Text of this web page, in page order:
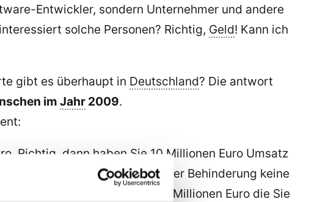
Entwickler, sondern Unternehmer und andere
solche Personen? Richtig, Geld! Kann ich
gibt es überhaupt in Deutschland? Die antwort
im Jahr 2009.
. Richtig, dann haben Sie 10 Millionen Euro Umsatz
gibt, die aufgrund Ihrer Behinderung keine
Dann sind das trotzdem 6 Millionen Euro die Sie